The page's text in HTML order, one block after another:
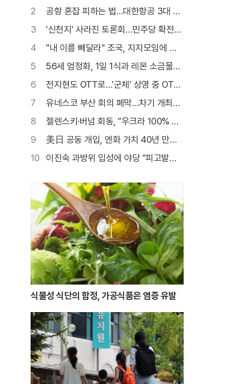
수사 불가피
2
공항 혼잡 피하는 법…대한항공 3대 서
비스
3
'신천지' 사라진 토론회…민주당 확전
자제령?
4
"내 이름 빼달라" 조국, 지지모임에 결
별 선언
5
56세 엄정화, 1일 1식과 레몬 소금물로
동안 완성
6
전지현도 OTT로…'군체' 상영 중 OTT
공개
7
유네스코 부산 회의 폐막…차기 개최지
는 이스탄불
8
젤렌스키·버넘 회동, "우크라 100% 지
지"
9
美日 공동 개입, 엔화 가치 40년 만에
최저
10
이진숙 과방위 입성에 야당 "피고발인
식물성 식단의 함정, 가공식품은 염증 유발